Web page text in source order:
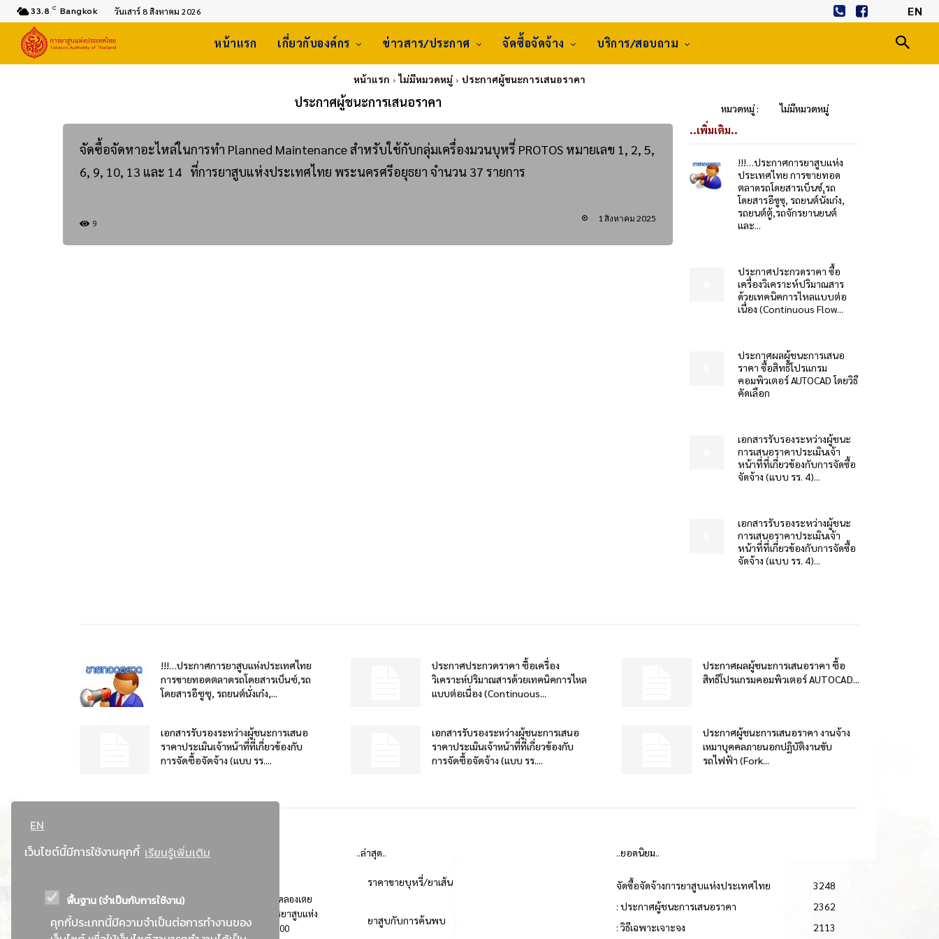
EN
เว็บไซต์นี้มีการใช้งานคุกกี้ เรียนรู้เพิ่มเติม
พื้นฐาน (จำเป็นกับการใช้งาน)
คุกกี้ประเภทนี้มีความจำเป็นต่อการทำงานของ
33.8 C Bangkok วันเสาร์ 8 สิงหาคม 2026 EN
หน้าแรก เกี่ยวกับองค์กร ข่าวสาร/ประกาศ จัดซื้อจัดจ้าง บริการ/สอบถาม
หน้าแรก ไม่มีหมวดหมู่ ประกาศผู้ชนะการเสนอราคา
ประกาศผู้ชนะการเสนอราคา หมวดหมู่ : ไม่มีหมวดหมู่
จัดซื้อจัดหาอะไหล่ในการทำ Planned Maintenance สำหรับใช้กับกลุ่มเครื่องมวนบุหรี่ PROTOS หมายเลข 1, 2, 5,
6, 9, 10, 13 และ 14 ที่การยาสูบแห่งประเทศไทย พระนครศรีอยุธยา จำนวน 37 รายการ
9 1 สิงหาคม 2025
..เพิ่มเติม..
!!!…ประกาศการยาสูบแห่ง
ประเทศไทย การขายทอด
ตลาดรถโดยสารเบ็นซ์,รถ
โดยสารอีซูซุ, รถยนต์นั่งเก๋ง,
รถยนต์ตู้,รถจักรยานยนต์
และ...
ประกาศประกวดราคา ซื้อ
เครื่องวิเคราะห์ปริมาณสาร
ด้วยเทคนิคการไหลแบบต่อ
เนื่อง (Continuous Flow...
ประกาศผลผู้ชนะการเสนอ
ราคา ซื้อสิทธิโปรแกรม
คอมพิวเตอร์ AUTOCAD โดยวิธี
คัดเลือก
เอกสารรับรองระหว่างผู้ชนะ
การเสนอราคาประเมินเจ้า
หน้าที่ที่เกี่ยวข้องกับการจัดซื้อ
จัดจ้าง (แบบ รร. 4)...
เอกสารรับรองระหว่างผู้ชนะ
การเสนอราคาประเมินเจ้า
หน้าที่ที่เกี่ยวข้องกับการจัดซื้อ
จัดจ้าง (แบบ รร. 4)...
!!!…ประกาศการยาสูบแห่งประเทศไทย
การขายทอดตลาดรถโดยสารเบ็นซ์,รถ
โดยสารอีซูซุ, รถยนต์นั่งเก๋ง,...
ประกาศประกวดราคา ซื้อเครื่อง
วิเคราะห์ปริมาณสารด้วยเทคนิคการไหล
แบบต่อเนื่อง (Continuous...
ประกาศผลผู้ชนะการเสนอราคา ซื้อ
สิทธิโปรแกรมคอมพิวเตอร์ AUTOCAD...
เอกสารรับรองระหว่างผู้ชนะการเสนอ
ราคาประเมินเจ้าหน้าที่ที่เกี่ยวข้องกับ
การจัดซื้อจัดจ้าง (แบบ รร....
เอกสารรับรองระหว่างผู้ชนะการเสนอ
ราคาประเมินเจ้าหน้าที่ที่เกี่ยวข้องกับ
การจัดซื้อจัดจ้าง (แบบ รร....
ประกาศผู้ชนะการเสนอราคา งานจ้าง
เหมาบุคคลภายนอกปฏิบัติงานขับ
รถไฟฟ้า (Fork...
ที่อยู่ : 184 ถนนพระรามที่ 4 แขวงคลองเตย เขตคลองเตย
กรุงเทพมหานคร 10110 ติดต่อประชาสัมพันธ์ การยาสูบแห่ง
ประเทศไทย Call center โทร. 0-2229-1000
..ล่าสุด..
ราคาขายบุหรี่/ยาเส้น
ยาสูบกับการค้นพบ
..ยอดนิยม..
จัดซื้อจัดจ้างการยาสูบแห่งประเทศไทย
3248
: ประกาศผู้ชนะการเสนอราคา
2362
: วิธีเฉพาะเจาะจง
2113